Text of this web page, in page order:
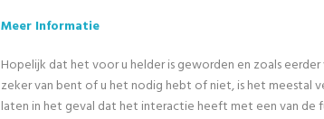
Meer Informatie
Hopelijk dat het voor u helder is geworden en zoals eerder
zeker van bent of u het nodig hebt of niet, is het meestal
laten in het geval dat het interactie heeft met een van de